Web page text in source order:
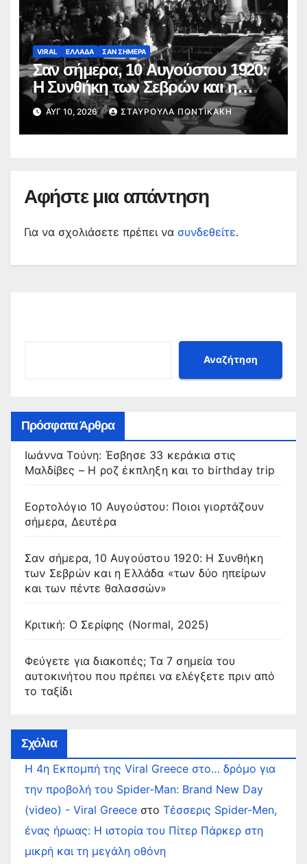
VIRAL ΕΛΛΑΔΑ ΣΑΝ ΣΗΜΕΡΑ
Σαν σήμερα, 10 Αυγούστου 1920:
Η Συνθήκη των Σεβρών και η
Ελλάδα «των δύο ηπείρων και
των πέντε θαλασσών»
ΑΥΓ 10, 2026 ΣΤΑΥΡΟΎΛΑ ΠΟΝΤΙΚΆΚΗ
Αφήστε μια απάντηση
Για να σχολιάσετε πρέπει να συνδεθείτε.
Αναζήτηση
Πρόσφατα Άρθρα
Ιωάννα Τούνη: Έσβησε 33 κεράκια στις
Μαλδίβες – Η ροζ έκπληξη και το birthday trip
Εορτολόγιο 10 Αυγούστου: Ποιοι γιορτάζουν
σήμερα, Δευτέρα
Σαν σήμερα, 10 Αυγούστου 1920: Η Συνθήκη
των Σεβρών και η Ελλάδα «των δύο ηπείρων
και των πέντε θαλασσών»
Κριτική: Ο Σερίφης (Normal, 2025)
Φεύγετε για διακοπές; Τα 7 σημεία του
αυτοκινήτου που πρέπει να ελέγξετε πριν από
το ταξίδι
Σχόλια
Η 4η Εκπομπή της Viral Greece στο… δρόμο για
την προβολή του Spider-Man: Brand New Day
(video) - Viral Greece στο Τέσσερις Spider-Men,
ένας ήρωας: Η ιστορία του Πίτερ Πάρκερ στη
μικρή και τη μεγάλη οθόνη